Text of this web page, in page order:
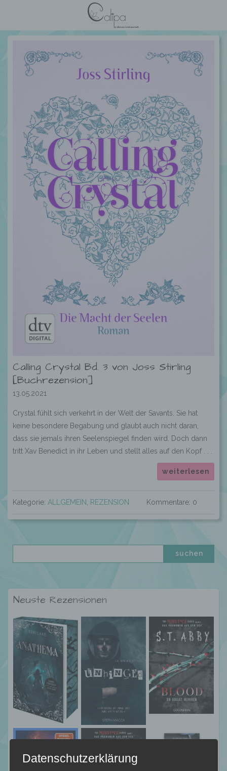
Calling Crystal Bd. 3 von Joss Stirling
[Buchrezension]
13.05.2021
Crystal fühlt sich verkehrt in der Welt der Savants. Sie hat
keine besondere Begabung und glaubt auch nicht daran,
dass sie jemals ihren Seelenspiegel finden wird. Doch dann
tritt Xav Benedict in ihr Leben und stellt alles auf den Kopf . . .
weiterlesen
Kategorie: ALLGEMEIN REZENSION Kommentare: 0
Neuste Rezensionen
Datenschutzerklärung